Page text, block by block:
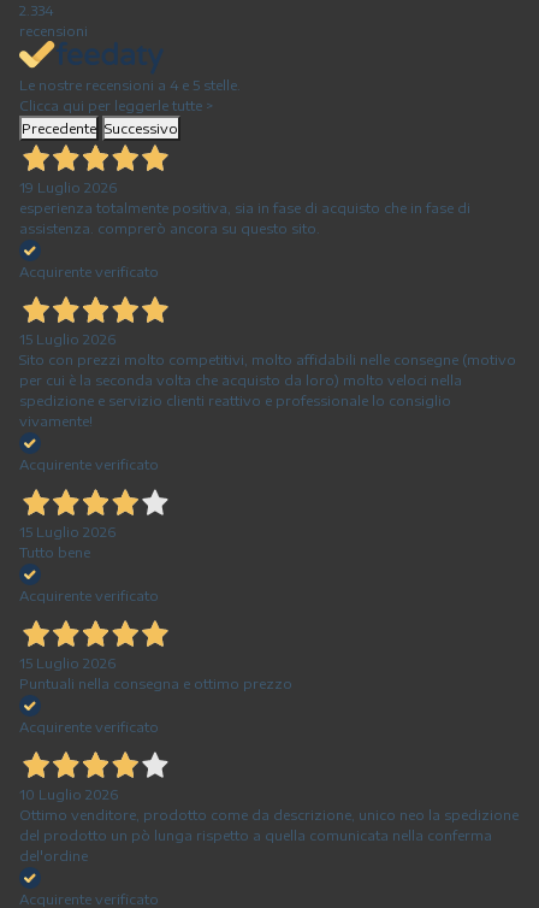
2.334
recensioni
Le nostre recensioni a 4 e 5 stelle.
Clicca qui per leggerle tutte >
Precedente Successivo
19 Luglio 2026
esperienza totalmente positiva, sia in fase di acquisto che in fase di
assistenza. comprerò ancora su questo sito.
Acquirente verificato
15 Luglio 2026
Sito con prezzi molto competitivi, molto affidabili nelle consegne (motivo
per cui è la seconda volta che acquisto da loro) molto veloci nella
spedizione e servizio clienti reattivo e professionale lo consiglio
vivamente!
Acquirente verificato
15 Luglio 2026
Tutto bene
Acquirente verificato
15 Luglio 2026
Puntuali nella consegna e ottimo prezzo
Acquirente verificato
10 Luglio 2026
Ottimo venditore, prodotto come da descrizione, unico neo la spedizione
del prodotto un pò lunga rispetto a quella comunicata nella conferma
del'ordine
Acquirente verificato